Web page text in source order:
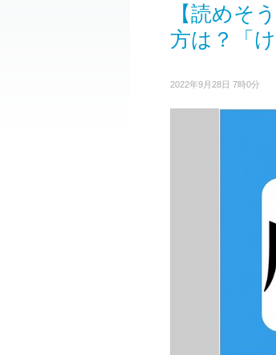
【読めそ
方は？「
2022年9月28日 7時0分